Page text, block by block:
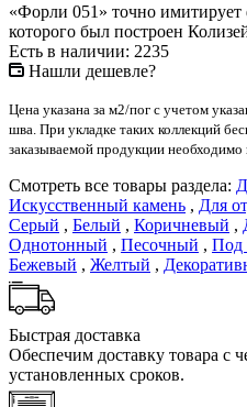
«Форли 051» точно имитирует
которого был построен
Есть в наличии: 2235
Нашли дешевле?
Цена указана за м2/пог с учетом
шва. При укладке таких коллекций
заказываемой продукции необходимо
Смотреть все товары раздела:
Искусственный камень , Для
Серый , Белый , Коричневый ,
Однотонный , Песочный , Под
Бежевый , Желтый ,
Быстрая доставка
Обеспечим доставку товара с
установленных сроков.